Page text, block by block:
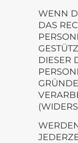
WENN
DAS
DIESER